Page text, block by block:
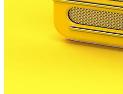
Sant Lluís des de la
o a la zona de Mas Reixac
fàbriques que treballen en
Les dades que mesurin